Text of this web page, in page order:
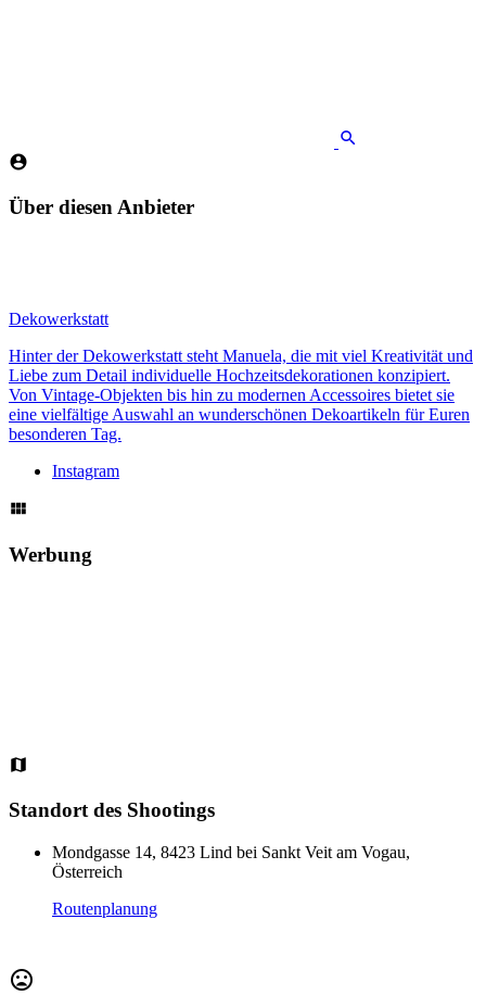
Über diesen Anbieter
Dekowerkstatt
Hinter der Dekowerkstatt steht Manuela, die mit viel Kreativität und
Liebe zum Detail individuelle Hochzeitsdekorationen konzipiert.
Von Vintage-Objekten bis hin zu modernen Accessoires bietet sie
eine vielfältige Auswahl an wunderschönen Dekoartikeln für Euren
besonderen Tag.
Instagram
Werbung
Standort des Shootings
Mondgasse 14, 8423 Lind bei Sankt Veit am Vogau,
Österreich
Routenplanung